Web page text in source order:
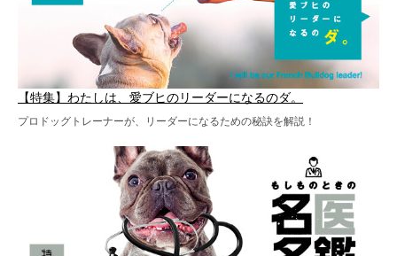
【特集】わたしは、愛ブヒのリーダーになるのダ。
プロドッグトレーナーが、リーダーになるための秘訣を解説！